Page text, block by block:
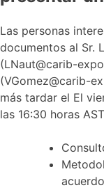
Las personas
documentos al Sr.
(LNaut@carib-
(VGomez@carib-
más tardar el El
las 16:30 horas